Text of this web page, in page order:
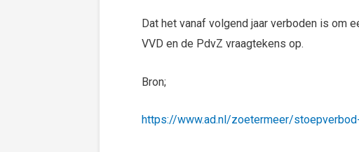
Dat het vanaf volgend jaar verboden is om
VVD en de PdvZ vraagtekens op.
Bron;
https://www.ad.nl/zoetermeer/